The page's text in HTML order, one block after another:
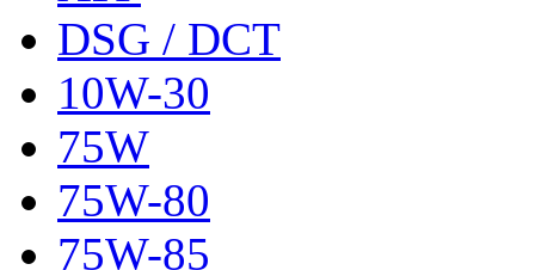
DSG / DCT
10W-30
75W
75W-80
75W-85